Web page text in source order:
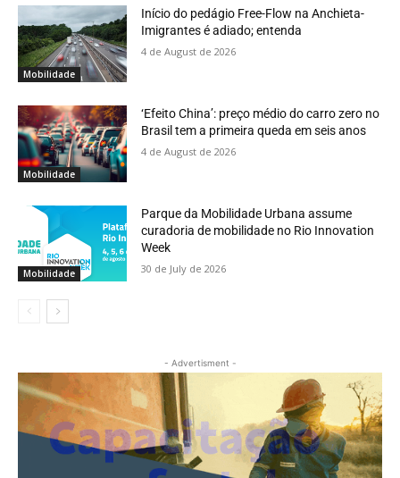
Mobilidade
Início do pedágio Free-Flow na Anchieta-
Imigrantes é adiado; entenda
4 de August de 2026
Mobilidade
‘Efeito China’: preço médio do carro zero no
Brasil tem a primeira queda em seis anos
4 de August de 2026
Mobilidade
Parque da Mobilidade Urbana assume
curadoria de mobilidade no Rio Innovation
Week
30 de July de 2026
- Advertisment -